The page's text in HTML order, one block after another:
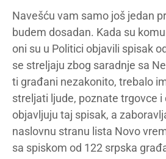
Navešću vam samo još jedan
budem dosadan. Kada su
oni su u Politici objavili spisak
se streljaju zbog saradnje sa
ti građani nezakonito, trebalo
streljati ljude, poznate trgovce i
objavljuju taj spisak, a
naslovnu stranu lista Novo
sa spiskom od 122 srpska